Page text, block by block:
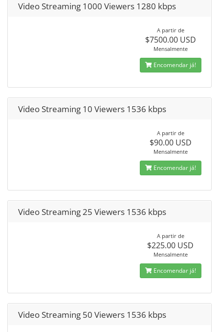
Video Streaming 1000 Viewers 1280 kbps
A partir de
$7500.00 USD
Mensalmente
Encomendar já!
Video Streaming 10 Viewers 1536 kbps
A partir de
$90.00 USD
Mensalmente
Encomendar já!
Video Streaming 25 Viewers 1536 kbps
A partir de
$225.00 USD
Mensalmente
Encomendar já!
Video Streaming 50 Viewers 1536 kbps